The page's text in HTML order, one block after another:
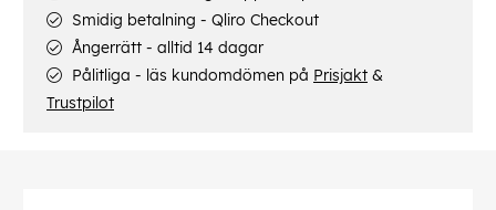
Smidig betalning - Qliro Checkout
Ångerrätt - alltid 14 dagar
Pålitliga - läs kundomdömen på Prisjakt &
Trustpilot